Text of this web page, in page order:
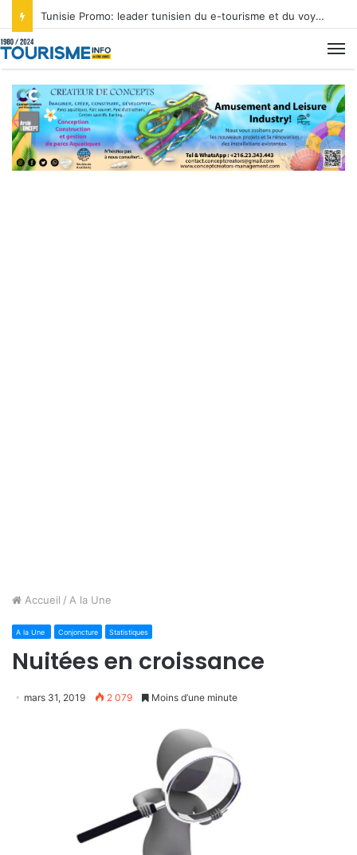
Tunisie Promo: leader tunisien du e-tourisme et du voyage sur mesure
Accueil / A la Une
A la Une Conjoncture Statistiques
Nuitées en croissance
mars 31, 2019 2 079 Moins d’une minute